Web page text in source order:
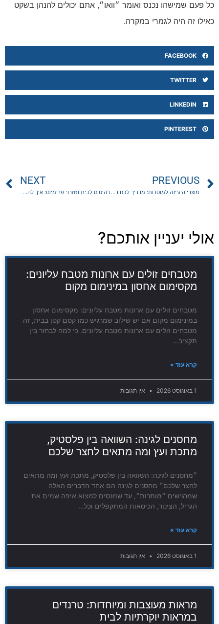
כל פעם שמישהו נכנס ואומר ״וואו״, אתם יכולים להנהן בשקט
כאילו זה היה לגמרי במקרה.
FACEBOOK
TWITTER
LINKEDIN
PINTEREST
PREVIOUS
מוצרי היגיינה למוסדות: מדריך לבחירת נייר טואלט למשרד
NEXT
רהיטים לבית ומזרני פרימיום: איך להתאים מזרן לשינה טובה יותר
אולי יעניין אותכם?
מטבחים זולים עם ארונות מטבח עליונים:
מקסימום אחסון במינימום מקום
מטבחים זולים עם ארונות מטבח עליונים: מקסימום אחסון
במינימום מקום אם יש שילוב שמרגיש כמו קסם קטן בבית, זה
מטבחים זולים עם ארונות מטבח עליונים. כי למה לבחור בין
תקציב…
קרא עוד »
1 באוגוסט 2026 אין תגובות
מחסנים לגינה: השוואה בין פלסטיק,
מתכת ועץ ומה מתאים לחצר שלכם
״מחסנים לגינה: השוואה בין פלסטיק, מתכת ועץ ומה מתאים
לחצר שלכם״ מחסנים לגינה הם אחד הדברים האלה
שמרגישים ״מותרות״, עד שמנסים למצוא איפה שמים את
הגריל, הצינור, הכיסאות המתקפלים וכל…
קרא עוד »
1 באוגוסט 2026 אין תגובות
מראות מעוצבות ומיוחדות: טרנדים
במראות יוקרתיות לבית